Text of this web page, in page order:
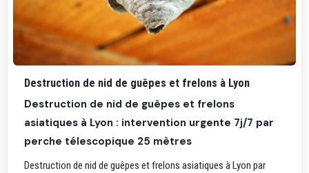
Destruction de nid de guêpes et frelons à Lyon
Destruction de nid de guêpes et frelons
asiatiques à Lyon : intervention urgente 7j/7 par
perche télescopique 25 mètres
Destruction de nid de guêpes et frelons asiatiques à Lyon par